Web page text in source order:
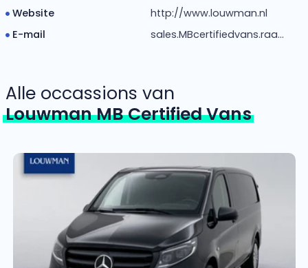
Website
http://www.louwman.nl
E-mail
sales.MBcertifiedvans.raa...
Alle occassions van
Louwman MB Certified Vans